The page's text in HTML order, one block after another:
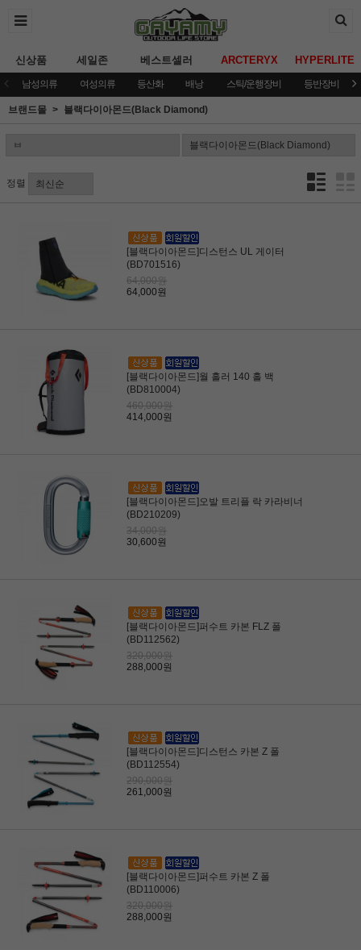
신상품 세일존 베스트셀러 ARCTERYX HYPERLITE
남성의류 여성의류 등산화 배낭 스틱/운행장비 등반장비
브랜드몰 블랙다이아몬드(Black Diamond)
정렬
[블랙다이아몬드]디스턴스 UL 게이터
(BD701516)
64,000원
64,000원
[블랙다이아몬드]월 홀러 140 홀 백
(BD810004)
460,000원
414,000원
[블랙다이아몬드]오발 트리플 락 카라비너
(BD210209)
34,000원
30,600원
[블랙다이아몬드]퍼수트 카본 FLZ 폴
(BD112562)
320,000원
288,000원
[블랙다이아몬드]디스턴스 카본 Z 폴
(BD112554)
290,000원
261,000원
[블랙다이아몬드]퍼수트 카본 Z 폴
(BD110006)
320,000원
288,000원